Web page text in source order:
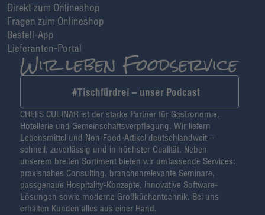
Direkt zum Onlineshop
Fragen zum Onlineshop
Bestell-App
Lieferanten-Portal
#Tischfürdrei – unser Podcast
CHEFS CULINAR ist der starke Partner für Gastronomie,
Hotellerie und Gemeinschaftsverpflegung. Wir liefern
Lebensmittel und Non-Food-Artikel deutschlandweit –
schnell, zuverlässig und in höchster Qualität. Neben
unserem breiten Sortiment bieten wir umfassende Services:
praxisnahes Consulting, branchenrelevante Seminare,
passgenaue Hospitality-Konzepte, innovative Software-
Lösungen sowie moderne Großküchentechnik. Bei uns
erhalten Kunden alles aus einer Hand.